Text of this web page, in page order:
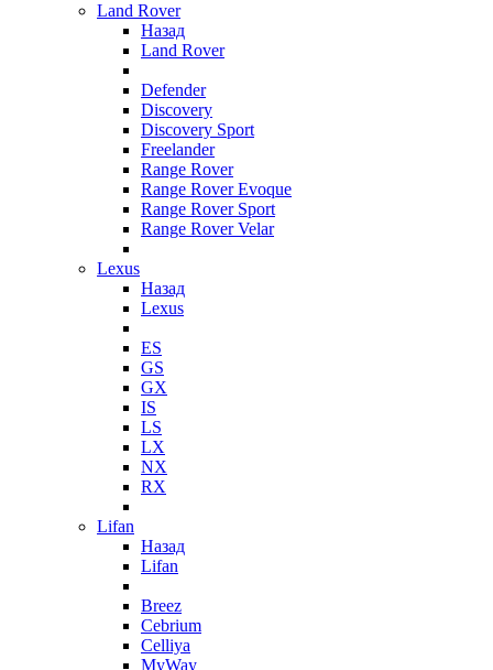
Land Rover
Назад
Land Rover
Defender
Discovery
Discovery Sport
Freelander
Range Rover
Range Rover Evoque
Range Rover Sport
Range Rover Velar
Lexus
Назад
Lexus
ES
GS
GX
IS
LS
LX
NX
RX
Lifan
Назад
Lifan
Breez
Cebrium
Celliya
MyWay